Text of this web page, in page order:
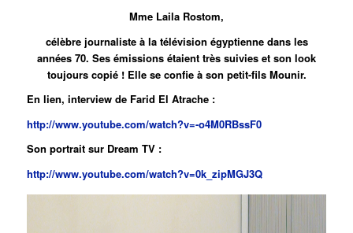
Mme Laila Rostom,
célèbre journaliste à la télévision égyptienne dans les
années 70. Ses émissions étaient très suivies et son look
toujours copié ! Elle se confie à son petit-fils Mounir.
En lien, interview de Farid El Atrache :
http://www.youtube.com/watch?v=-o4M0RBssF0
Son portrait sur Dream TV :
http://www.youtube.com/watch?v=0k_zipMGJ3Q